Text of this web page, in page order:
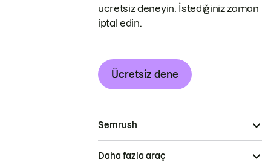
ücretsiz deneyin. İstediğiniz zaman
iptal edin.
Ücretsiz dene
Semrush
Daha fazla araç